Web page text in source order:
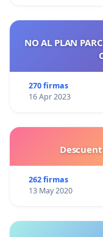
NO AL PLAN
270 firmas
16 Apr 2023
262 firmas
13 May 2020